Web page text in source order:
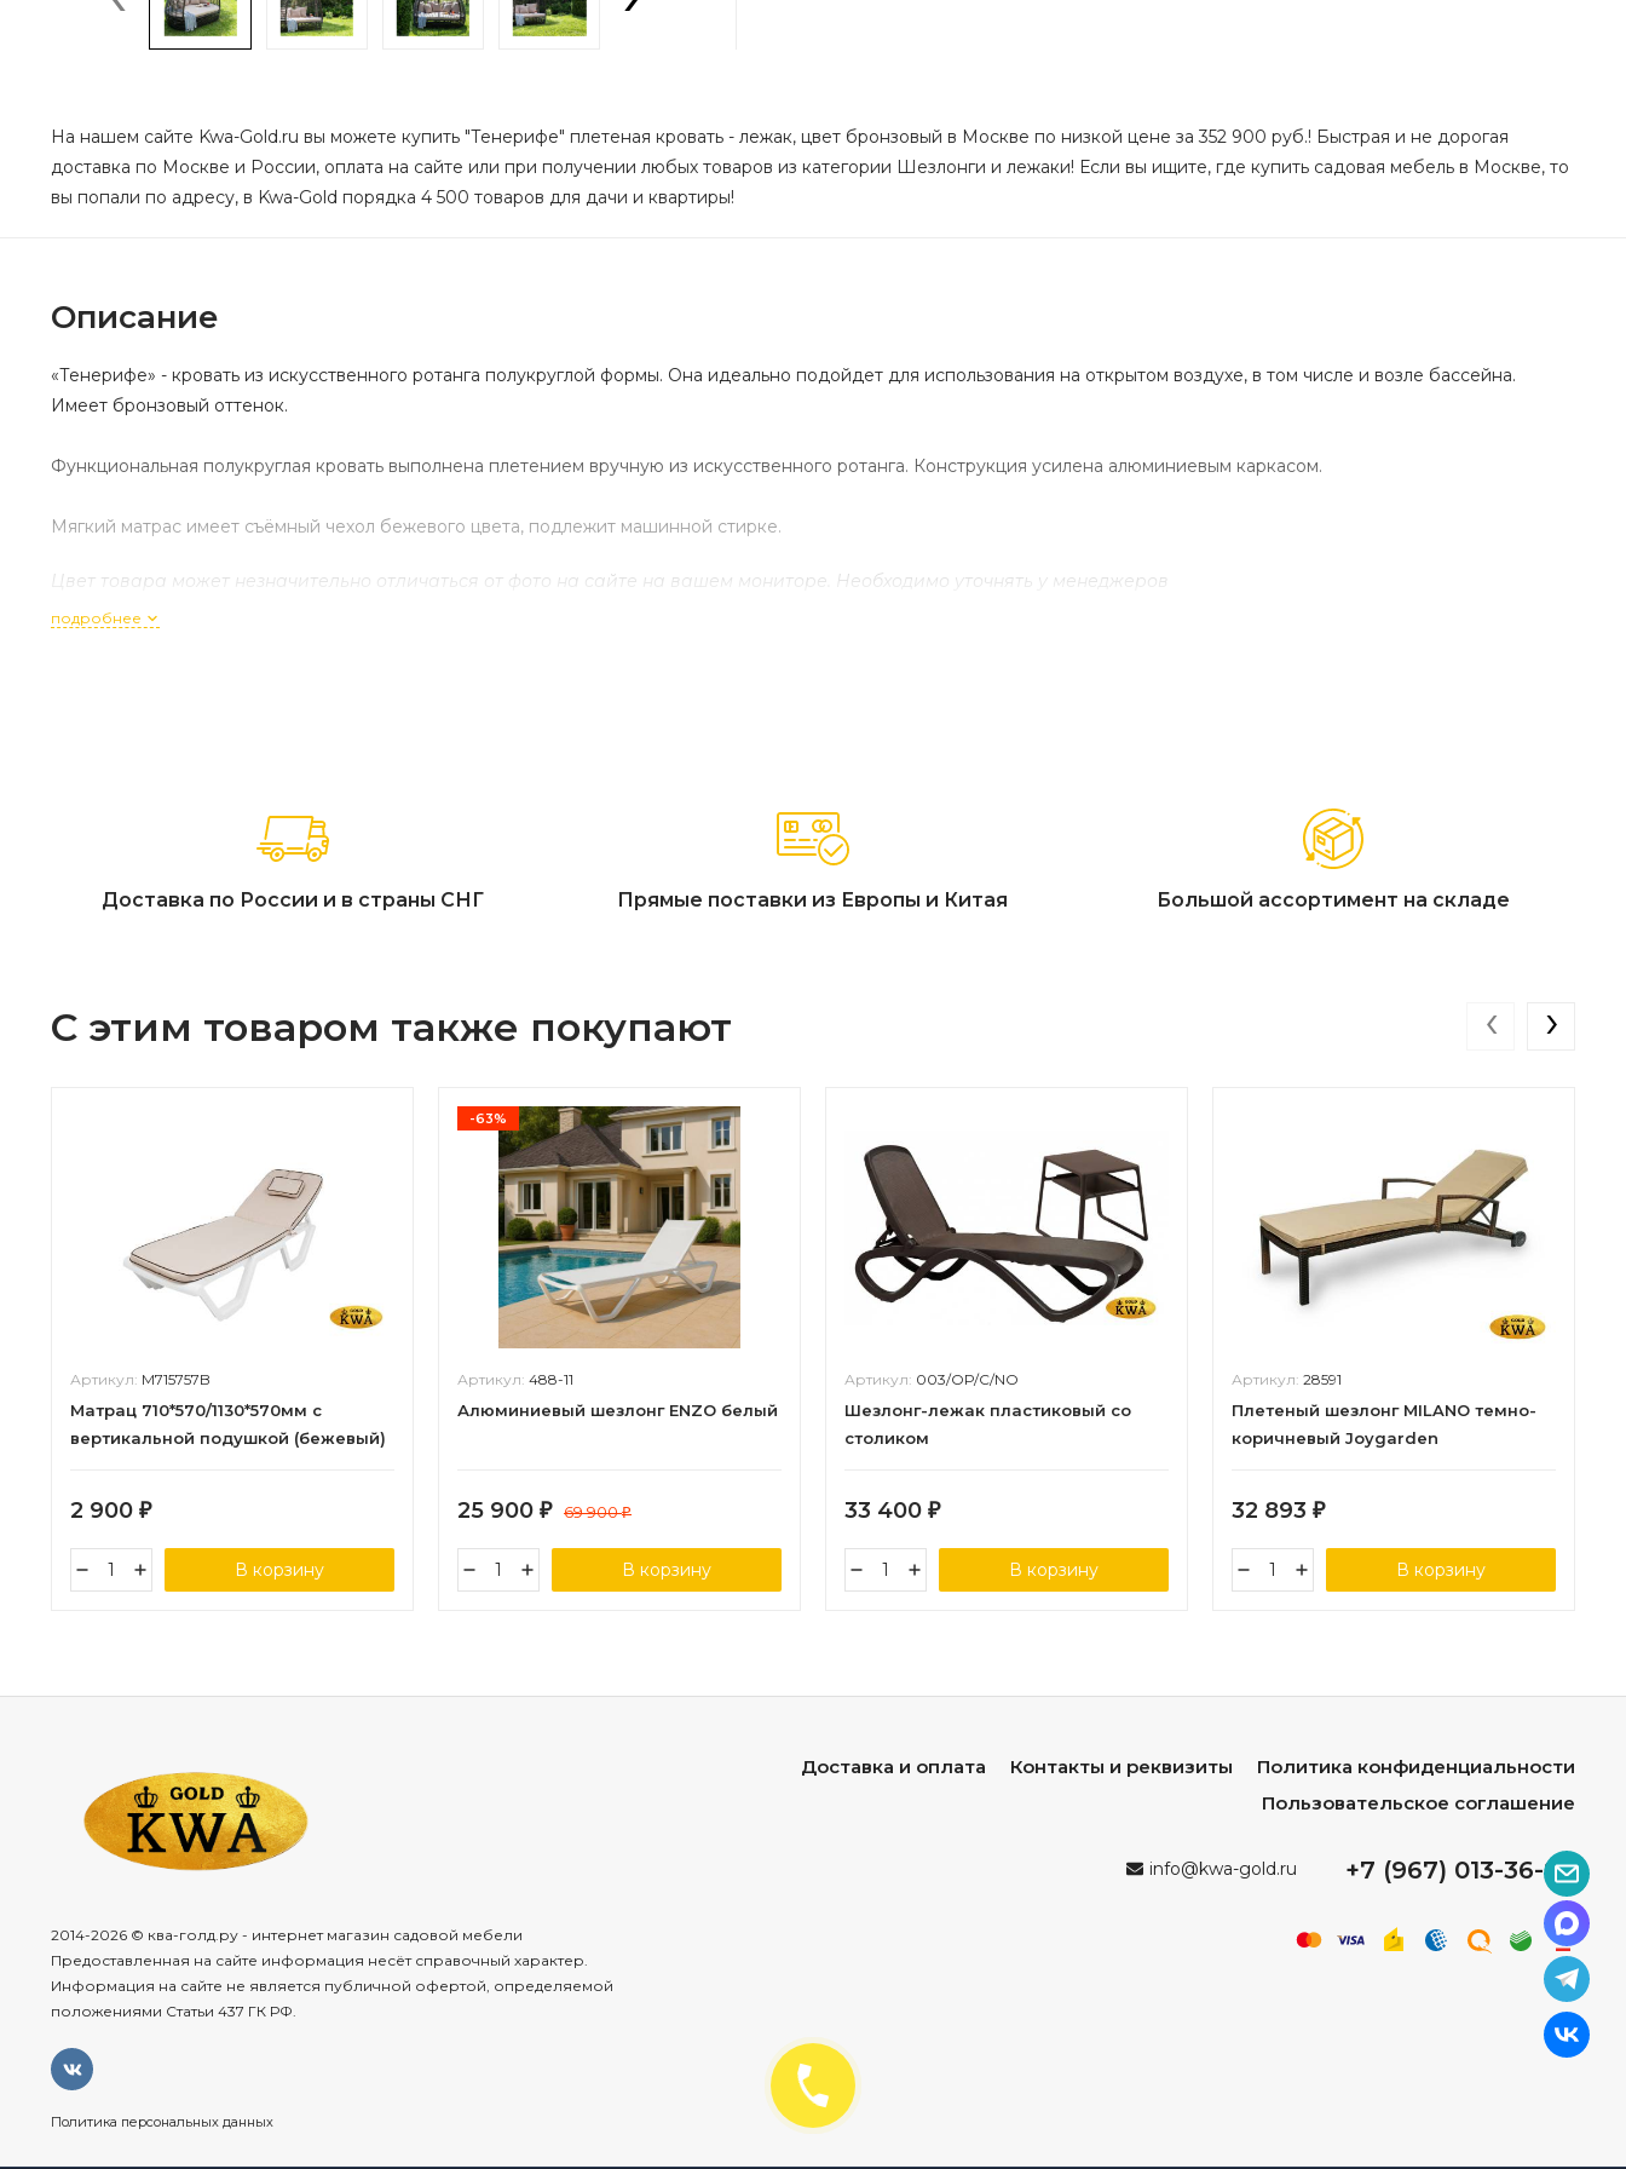
На нашем сайте Kwa-Gold.ru вы можете купить "Тенерифе" плетеная кровать - лежак, цвет бронзовый в Москве по низкой цене за 352 900 руб.! Быстрая и не дорогая
доставка по Москве и России, оплата на сайте или при получении любых товаров из категории Шезлонги и лежаки! Если вы ищите, где купить садовая мебель в Москве, то
вы попали по адресу, в Kwa-Gold порядка 4 500 товаров для дачи и квартиры!
Описание
«Тенерифе» - кровать из искусственного ротанга полукруглой формы. Она идеально подойдет для использования на открытом воздухе, в том числе и возле бассейна.
Имеет бронзовый оттенок.
Функциональная полукруглая кровать выполнена плетением вручную из искусственного ротанга. Конструкция усилена алюминиевым каркасом.
Мягкий матрас имеет съёмный чехол бежевого цвета, подлежит машинной стирке.
Цвет товара может незначительно отличаться от фото на сайте на вашем мониторе. Необходимо уточнять у менеджеров
подробнее
Доставка по России и в страны СНГ Прямые поставки из Европы и Китая Большой ассортимент на складе
С этим товаром также покупают
Артикул: M715757B
Матрац 710*570/1130*570мм с
вертикальной подушкой (бежевый)
2 900 ₽
В корзину
-63%
Артикул: 488-11
Алюминиевый шезлонг ENZO белый
25 900 ₽ 69 900₽
В корзину
Артикул: 003/OP/C/NO
Шезлонг-лежак пластиковый со
столиком
33 400 ₽
В корзину
Артикул: 28591
Плетеный шезлонг MILANO темно-
коричневый Joygarden
32 893 ₽
В корзину
‹ ›
2014-2026 © ква-голд.ру - интернет магазин садовой мебели
Предоставленная на сайте информация несёт справочный характер.
Информация на сайте не является публичной офертой, определяемой
положениями Статьи 437 ГК РФ.
Политика персональных данных
Доставка и оплата Контакты и реквизиты
Политика конфиденциальности
Пользовательское соглашение
info@kwa-gold.ru +7 (967) 013-36-96